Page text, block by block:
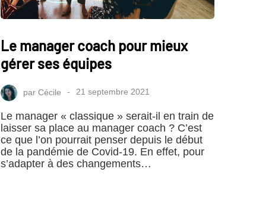
Le manager coach pour mieux
gérer ses équipes
par Cécile 21 septembre 2021
Le manager « classique » serait-il en train de
laisser sa place au manager coach ? C’est
ce que l’on pourrait penser depuis le début
de la pandémie de Covid-19. En effet, pour
s’adapter à des changements…